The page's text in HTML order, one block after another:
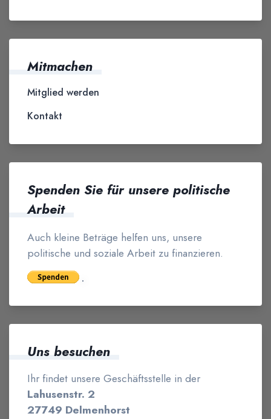
Mitmachen
Mitglied werden
Kontakt
Spenden Sie für unsere politische
Arbeit
Auch kleine Beträge helfen uns, unsere
politische und soziale Arbeit zu finanzieren.
Uns besuchen
Ihr findet unsere Geschäftsstelle in der
Lahusenstr. 2
27749 Delmenhorst